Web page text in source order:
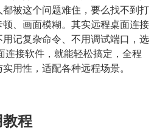
被这个问题难住，要么找不到打
、画面模糊。其实远程桌面连接
记复杂命令、不用调试端口，选
连接软件，就能轻松搞定，全程
用性，适配各种远程场景。
程